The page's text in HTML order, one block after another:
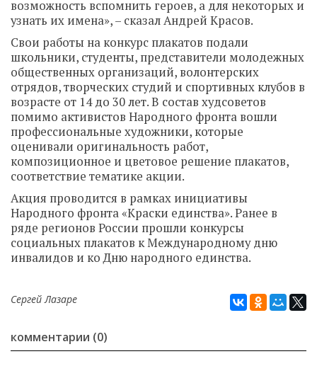
возможность вспомнить героев, а для некоторых и
узнать их имена», – сказал Андрей Красов.
Свои работы на конкурс плакатов подали
школьники, студенты, представители молодежных
общественных организаций, волонтерских
отрядов, творческих студий и спортивных клубов в
возрасте от 14 до 30 лет. В состав худсоветов
помимо активистов Народного фронта вошли
профессиональные художники, которые
оценивали оригинальность работ,
композиционное и цветовое решение плакатов,
соответствие тематике акции.
Акция проводится в рамках инициативы
Народного фронта «Краски единства». Ранее в
ряде регионов России прошли конкурсы
социальных плакатов к Международному дню
инвалидов и ко Дню народного единства.
Сергей Лазаре
комментарии (0)